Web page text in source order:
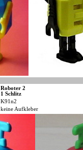
Roboter 2
1 Schlitz
K91n2
keine Aufkleber